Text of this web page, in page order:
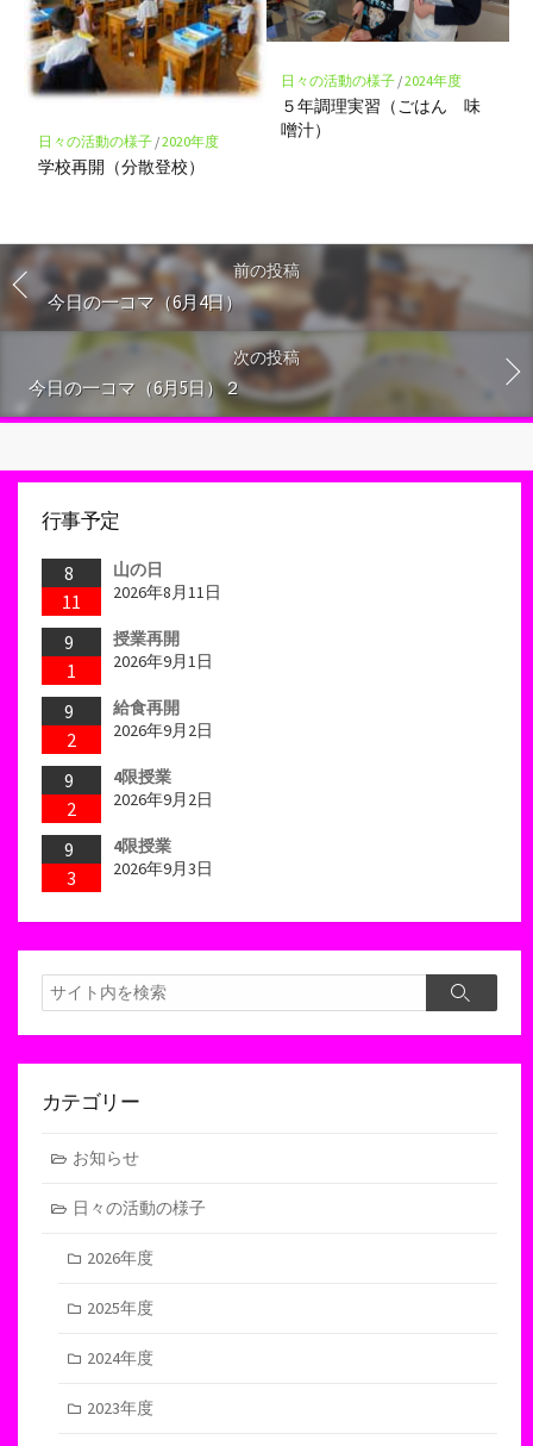
日々の活動の様子/2020年度
学校再開（分散登校）
日々の活動の様子/2024年度
５年調理実習（ごはん 味
噌汁）
前の投稿
今日の一コマ（6月4日）
次の投稿
今日の一コマ（6月5日）２
行事予定
8
11
山の日
2026年8月11日
9
1
授業再開
2026年9月1日
9
2
給食再開
2026年9月2日
9
2
4限授業
2026年9月2日
9
3
4限授業
2026年9月3日
検
索
検
カテゴリー
お知らせ
日々の活動の様子
2026年度
2025年度
2024年度
2023年度